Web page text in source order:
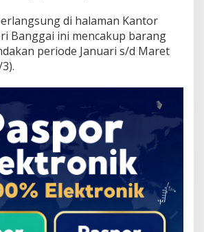
di halaman Kantor
Banggai ini mencakup barang
periode Januari s/d Maret